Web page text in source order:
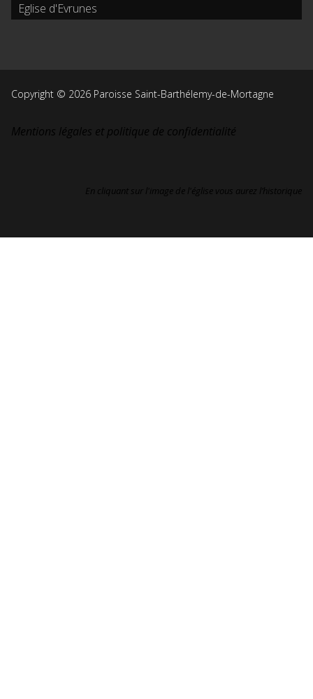
Eglise d'Evrunes
Copyright © 2026 Paroisse Saint-Barthélemy-de-Mortagne
Mentions légales et politique de confidentialité
En cliquant sur l'image de l'église vous aurez l’historique